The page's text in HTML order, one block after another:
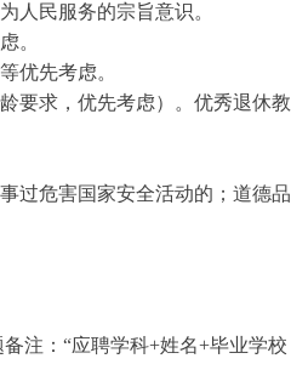
人民服务的宗旨意识。
。
优先考虑。
要求，优先考虑）。优秀退休教
过危害国家安全活动的；道德品
注：“应聘学科+姓名+毕业学校